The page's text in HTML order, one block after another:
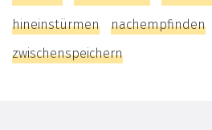
hineinstürmen
nachempfinden
zwischenspeichern